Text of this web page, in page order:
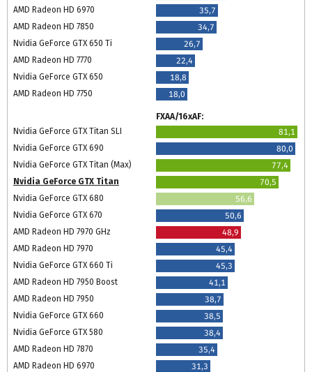
AMD Radeon HD 6970
35,7
AMD Radeon HD 7850
34,7
Nvidia GeForce GTX 650 Ti
26,7
AMD Radeon HD 7770
22,4
Nvidia GeForce GTX 650
18,8
AMD Radeon HD 7750
18,0
FXAA/16xAF:
Nvidia GeForce GTX Titan SLI
81,1
Nvidia GeForce GTX 690
80,0
Nvidia GeForce GTX Titan (Max)
77,4
Nvidia GeForce GTX Titan
70,5
Nvidia GeForce GTX 680
56,6
Nvidia GeForce GTX 670
50,6
AMD Radeon HD 7970 GHz
48,9
AMD Radeon HD 7970
45,4
Nvidia GeForce GTX 660 Ti
45,3
AMD Radeon HD 7950 Boost
41,1
AMD Radeon HD 7950
38,7
Nvidia GeForce GTX 660
38,5
Nvidia GeForce GTX 580
38,4
AMD Radeon HD 7870
35,4
AMD Radeon HD 6970
31,3